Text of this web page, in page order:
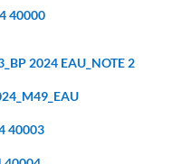
40000
2024 EAU_NOTE 2
40003